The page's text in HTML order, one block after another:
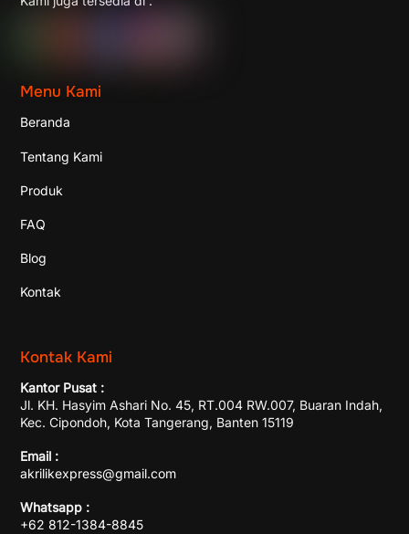
Menu Kami
Beranda
Tentang Kami
Produk
FAQ
Blog
Kontak
Kontak Kami
Kantor Pusat :
Jl. KH. Hasyim Ashari No. 45, RT.004 RW.007, Buaran Indah,
Kec. Cipondoh, Kota Tangerang, Banten 15119
Email :
akrilikexpress@gmail.com
Whatsapp :
+62 812-1384-8845